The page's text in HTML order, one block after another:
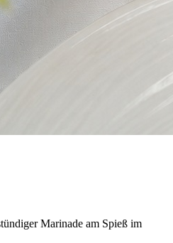
Marinade am Spieß im